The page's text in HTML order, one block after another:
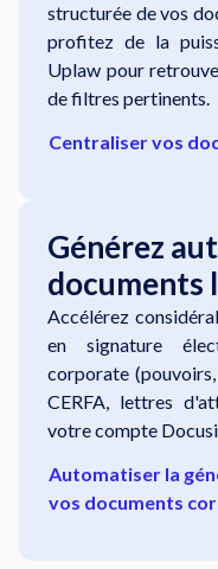
structurée de vos
profitez de la
Uplaw pour
de filtres pertinents.
Centraliser vos
Générez
documents
Accélérez
en signature
corporate
CERFA, lettres
votre compte
Automatiser la
vos documents